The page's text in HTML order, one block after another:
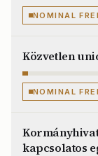
NOMINAL
Közvetlen
NOMINAL
kapcsolatos